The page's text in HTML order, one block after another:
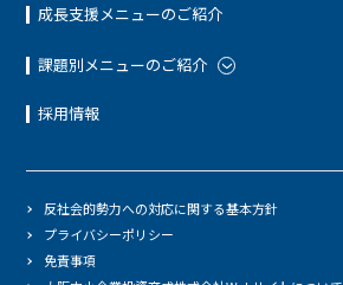
成長支援メニューのご紹介
課題別メニューのご紹介
採用情報
反社会的勢力への対応に関する基本方針
プライバシーポリシー
免責事項